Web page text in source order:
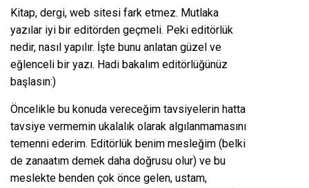
Kitap, dergi, web sitesi fark etmez. Mutlaka
yazılar iyi bir editörden geçmeli. Peki editörlük
nedir, nasıl yapılır. İşte bunu anlatan güzel ve
eğlenceli bir yazı. Hadi bakalım editörlüğünüz
başlasın:)
Öncelikle bu konuda vereceğim tavsiyelerin hatta
tavsiye vermemin ukalalık olarak algılanmamasını
temenni ederim. Editörlük benim mesleğim (belki
de zanaatım demek daha doğrusu olur) ve bu
meslekte benden çok önce gelen, ustam,